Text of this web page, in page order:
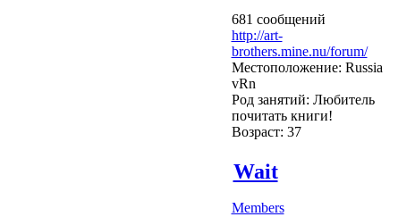
681 сообщений
http://art-
brothers.mine.nu/forum/
Местоположение: Russia
vRn
Род занятий: Любитель
почитать книги!
Возраст: 37
Wait
Members